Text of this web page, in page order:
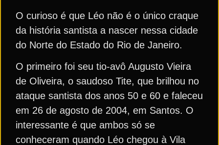
O curioso é que Léo não é o único craque
da história santista a nascer nessa cidade
do Norte do Estado do Rio de Janeiro.
O primeiro foi seu tio-avô Augusto Vieira
de Oliveira, o saudoso Tite, que brilhou no
ataque santista dos anos 50 e 60 e faleceu
em 26 de agosto de 2004, em Santos. O
interessante é que ambos só se
conheceram quando Léo chegou à Vila